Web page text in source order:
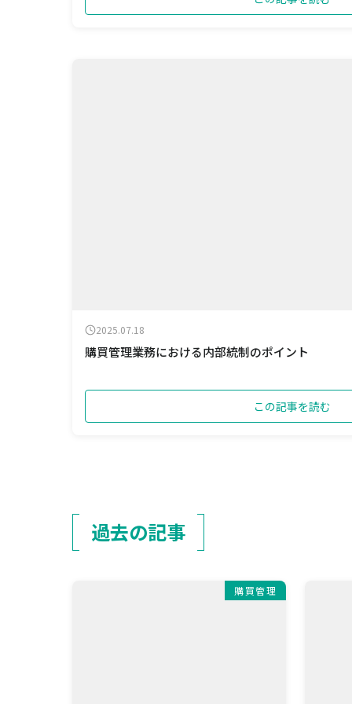
2025.07.18
購買管理業務における内部統制のポイント
この記事を読む
過去の記事
購買管理